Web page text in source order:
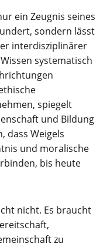
ein Zeugnis seines
sondern lässt
interdisziplinärer
systematisch
spiegelt
und Bildung
dass Weigels
und moralische
bis heute
nicht. Es braucht
zu